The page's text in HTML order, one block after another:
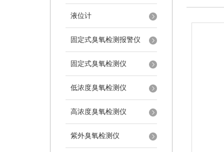
液位计
固定式臭氧检测报警仪
固定式臭氧检测仪
低浓度臭氧检测仪
高浓度臭氧检测仪
紫外臭氧检测仪